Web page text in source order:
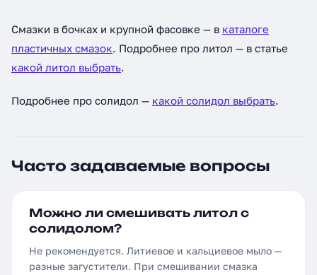
Смазки в бочках и крупной фасовке — в каталоге
пластичных смазок. Подробнее про литол — в статье
какой литол выбрать.
Подробнее про солидол — какой солидол выбрать.
Часто задаваемые вопросы
Можно ли смешивать литол с
солидолом?
Не рекомендуется. Литиевое и кальциевое мыло —
разные загустители. При смешивании смазка